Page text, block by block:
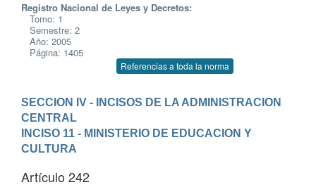
Registro Nacional de Leyes y Decretos:
Tomo: 1
Semestre: 2
Año: 2005
Página: 1405
Referencias a toda la norma
SECCION IV - INCISOS DE LA ADMINISTRACION
CENTRAL
INCISO 11 - MINISTERIO DE EDUCACION Y
CULTURA
Artículo 242